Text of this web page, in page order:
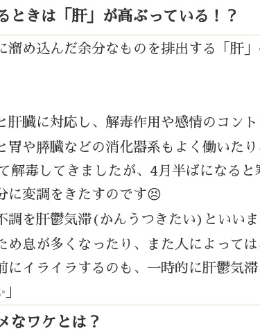
ときは「肝」が高ぶっている！？
溜め込んだ余分なものを排出する「肝
肝臓に対応し、解毒作用や感情のコン
胃や膵臓などの消化器系もよく働いた
解毒してきましたが、 4 月半ばになる
に変調をきたすのです😣
調を肝鬱気滞 ( かんうつきたい) といいま
め息が多くなったり、また人によって
にイライラするのも、一時的に肝鬱気
なワケとは？